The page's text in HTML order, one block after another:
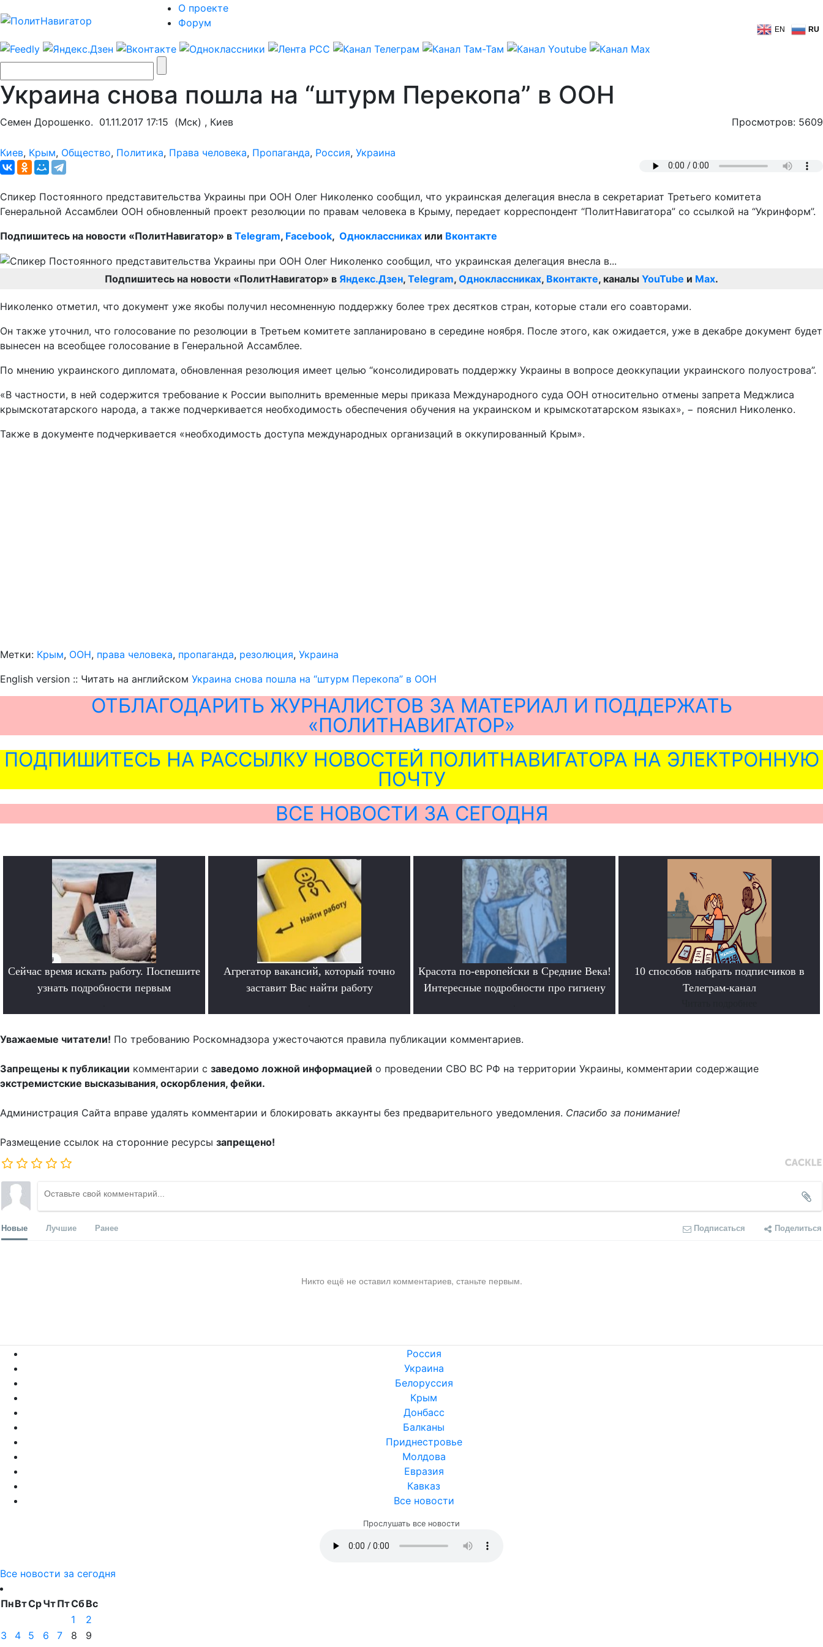
О проекте
Форум
EN RU
Украина снова пошла на “штурм Перекопа” в ООН
Семен Дорошенко. 01.11.2017 17:15 (Мск) , Киев Просмотров: 5609
Киев, Крым, Общество, Политика, Права человека, Пропаганда, Россия, Украина
Спикер Постоянного представительства Украины при ООН Олег Николенко сообщил, что украинская делегация внесла в секретариат Третьего комитета
Генеральной Ассамблеи ООН обновленный проект резолюции по правам человека в Крыму, передает корреспондент “ПолитНавигатора” со ссылкой на “Укринформ”.
Подпишитесь на новости «ПолитНавигатор» в Telegram, Facebook, Одноклассниках или Вконтакте
Подпишитесь на новости «ПолитНавигатор» в Яндекс.Дзен, Telegram, Одноклассниках, Вконтакте, каналы YouTube и Max.
Николенко отметил, что документ уже якобы получил несомненную поддержку более трех десятков стран, которые стали его соавторами.
Он также уточнил, что голосование по резолюции в Третьем комитете запланировано в середине ноября. После этого, как ожидается, уже в декабре документ будет
вынесен на всеобщее голосование в Генеральной Ассамблее.
По мнению украинского дипломата, обновленная резолюция имеет целью “консолидировать поддержку Украины в вопросе деоккупации украинского полуострова”.
«В частности, в ней содержится требование к России выполнить временные меры приказа Международного суда ООН относительно отмены запрета Меджлиса
крымскотатарского народа, а также подчеркивается необходимость обеспечения обучения на украинском и крымскотатарском языках», − пояснил Николенко.
Также в документе подчеркивается «необходимость доступа международных организаций в оккупированный Крым».
Метки: Крым, ООН, права человека, пропаганда, резолюция, Украина
English version :: Читать на английском Украина снова пошла на “штурм Перекопа” в ООН
ОТБЛАГОДАРИТЬ ЖУРНАЛИСТОВ ЗА МАТЕРИАЛ И ПОДДЕРЖАТЬ
«ПОЛИТНАВИГАТОР»
ПОДПИШИТЕСЬ НА РАССЫЛКУ НОВОСТЕЙ ПОЛИТНАВИГАТОРА НА ЭЛЕКТРОННУЮ
ПОЧТУ
ВСЕ НОВОСТИ ЗА СЕГОДНЯ
Сейчас время искать работу. Поспешите
узнать подробности первым
Агрегатор вакансий, который точно
заставит Вас найти работу
Красота по-европейски в Средние Века!
Интересные подробности про гигиену
10 способов набрать подписчиков в
Телеграм-канал
Уважаемые читатели! По требованию Роскомнадзора ужесточаются правила публикации комментариев.
Запрещены к публикации комментарии с заведомо ложной информацией о проведении СВО ВС РФ на территории Украины, комментарии содержащие
экстремистские высказывания, оскорбления, фейки.
Администрация Сайта вправе удалять комментарии и блокировать аккаунты без предварительного уведомления. Спасибо за понимание!
Размещение ссылок на сторонние ресурсы запрещено!
Новые Лучшие Ранее Подписаться Поделиться
Никто ещё не оставил комментариев, станьте первым.
Россия
Украина
Белоруссия
Крым
Донбасс
Балканы
Приднестровье
Молдова
Евразия
Кавказ
Все новости
Прослушать все новости
Все новости за сегодня
ПнВтСрЧтПтСбВс
1
2
3
4 5 6 7 8
9